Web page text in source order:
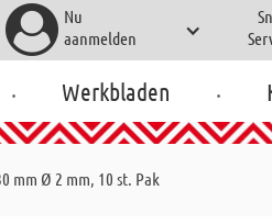
Nu
aanmelden
. Werkbladen .
mm Ø 2 mm, 10 st. Pak